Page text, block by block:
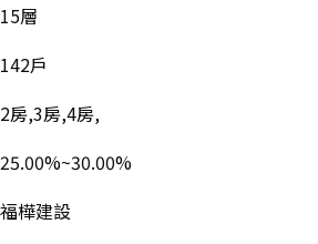
15層
142戶
2房,3房,4房,
25.00%~30.00%
福樺建設